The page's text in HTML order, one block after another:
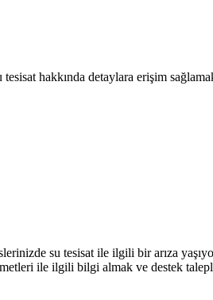
hakkında detaylara erişim
su tesisat ile ilgili bir arıza
ile ilgili bilgi almak ve destek